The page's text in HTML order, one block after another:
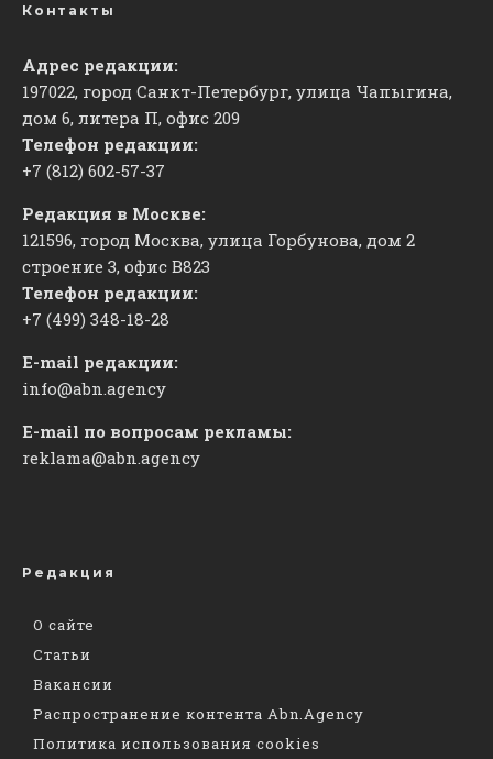
Контакты
Адрес редакции:
197022, город Санкт-Петербург, улица Чапыгина,
дом 6, литера П, офис 209
Телефон редакции:
+7 (812) 602-57-37
Редакция в Москве:
121596, город Москва, улица Горбунова, дом 2
строение 3, офис ​В823
Телефон редакции:
+7 (499) 348-18-28
E-mail редакции:
info@abn.agency
E-mail по вопросам рекламы:
reklama@abn.agency
Редакция
О сайте
Статьи
Вакансии
Распространение контента Abn.Agency
Политика использования cookies